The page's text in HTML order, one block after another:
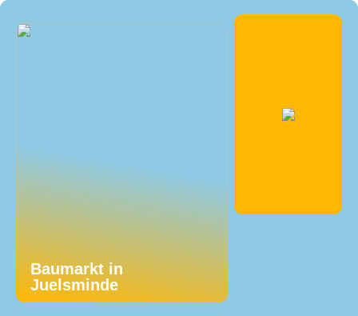
Baumarkt in
Juelsminde